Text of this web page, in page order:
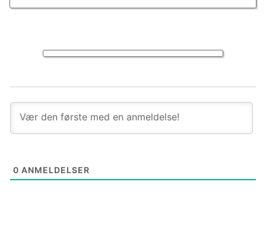
0 ANMELDELSER